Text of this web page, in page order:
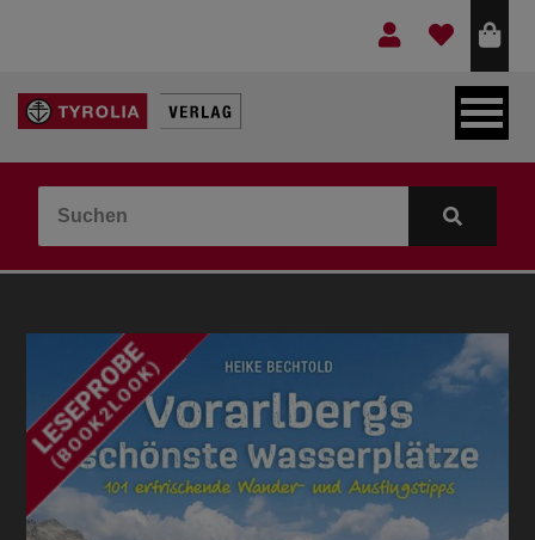
LEBEN & GLAUBE
KINDER- & JUGENDBUCH
VERLAG
IDEEN & BEGLEITMATERIAL